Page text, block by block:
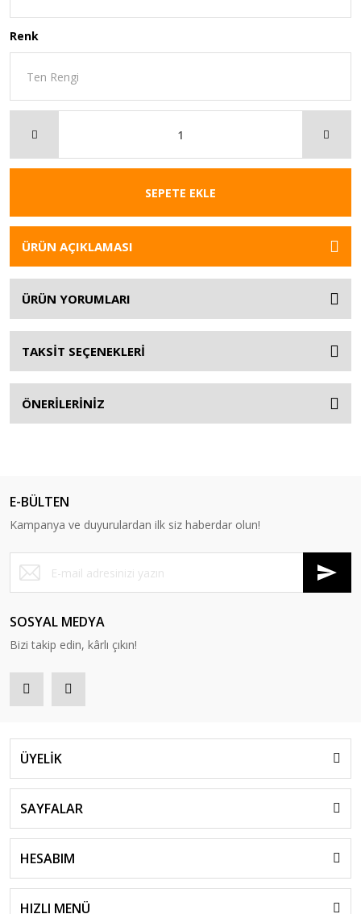
Renk
SEPETE EKLE
ÜRÜN AÇIKLAMASI
ÜRÜN YORUMLARI
TAKSİT SEÇENEKLERİ
ÖNERİLERİNİZ
E-BÜLTEN
Kampanya ve duyurulardan ilk siz haberdar olun!
SOSYAL MEDYA
Bizi takip edin, kârlı çıkın!
ÜYELİK
SAYFALAR
HESABIM
HIZLI MENÜ